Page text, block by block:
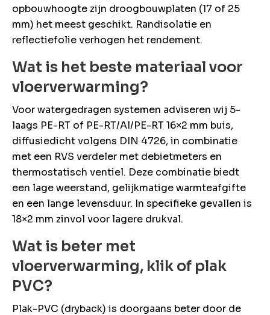
opbouwhoogte zijn droogbouwplaten (17 of 25
mm) het meest geschikt. Randisolatie en
reflectiefolie verhogen het rendement.
Wat is het beste materiaal voor
vloerverwarming?
Voor watergedragen systemen adviseren wij 5-
laags PE-RT of PE-RT/Al/PE-RT 16×2 mm buis,
diffusiedicht volgens DIN 4726, in combinatie
met een RVS verdeler met debietmeters en
thermostatisch ventiel. Deze combinatie biedt
een lage weerstand, gelijkmatige warmteafgifte
en een lange levensduur. In specifieke gevallen is
18×2 mm zinvol voor lagere drukval.
Wat is beter met
vloerverwarming, klik of plak
PVC?
Plak-PVC (dryback) is doorgaans beter door de